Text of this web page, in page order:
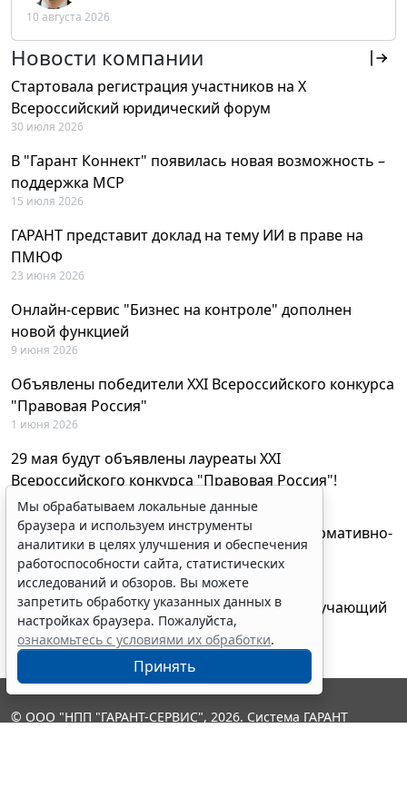
РФ
10 августа 2026
Новости компании
Стартовала регистрация участников на X
Всероссийский юридический форум
30 июля 2026
В "Гарант Коннект" появилась новая возможность –
поддержка MCP
15 июля 2026
ГАРАНТ представит доклад на тему ИИ в праве на
ПМЮФ
23 июня 2026
Онлайн-сервис "Бизнес на контроле" дополнен
новой функцией
9 июня 2026
Объявлены победители XXI Всероссийского конкурса
"Правовая Россия"
1 июня 2026
29 мая будут объявлены лауреаты XXI
Всероссийского конкурса "Правовая Россия"!
27 мая 2026
AI-ассистент Искра теперь анализирует нормативно-
техническую документацию
28 апреля 2026
"ГАРАНТ Электронный экспресс" провел обучающий
вебинар по работе с AI-ассистентом Искра
23 апреля 2026
Мы обрабатываем локальные данные
браузера и используем инструменты
аналитики в целях улучшения и обеспечения
работоспособности сайта, статистических
исследований и обзоров. Вы можете
запретить обработку указанных данных в
настройках браузера. Пожалуйста,
ознакомьтесь с условиями их обработки.
Принять
© ООО "НПП "ГАРАНТ-СЕРВИС", 2026. Система ГАРАНТ